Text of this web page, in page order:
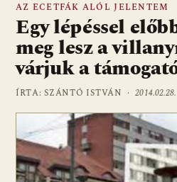
AZ ECETFÁK ALÓL JELENTEM
Egy lépéssel
meg lesz a
várjuk a
ÍRTA: SZÁNTÓ ISTVÁN ·2014.02.28.